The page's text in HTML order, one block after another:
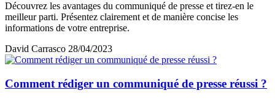
Découvrez les avantages du communiqué de presse et tirez-en le
meilleur parti. Présentez clairement et de manière concise les
informations de votre entreprise.
David Carrasco 28/04/2023
Comment rédiger un communiqué de presse réussi ?